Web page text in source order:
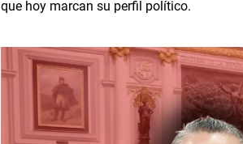
que hoy marcan su perfil político.